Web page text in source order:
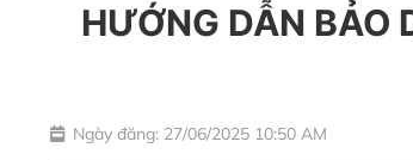
HƯỚNG DẪN BẢO
Ngày đăng: 27/06/2025 10:50 AM